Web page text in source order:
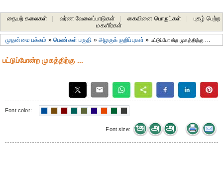
தையற் கலைகள் வர்ண வேலைப்பாடுகள் கைவினை பொருட்கள்
புகழ் பெற்ற
மகளிர்கள்
முதன்மை பக்கம் »பெண்கள் பகுதி »அழகுக் குறிப்புகள் » பட்டுப்போன்ற முகத்திற்கு ...
பட்டுப்போன்ற முகத்திற்கு ...
Font color:
Font size: